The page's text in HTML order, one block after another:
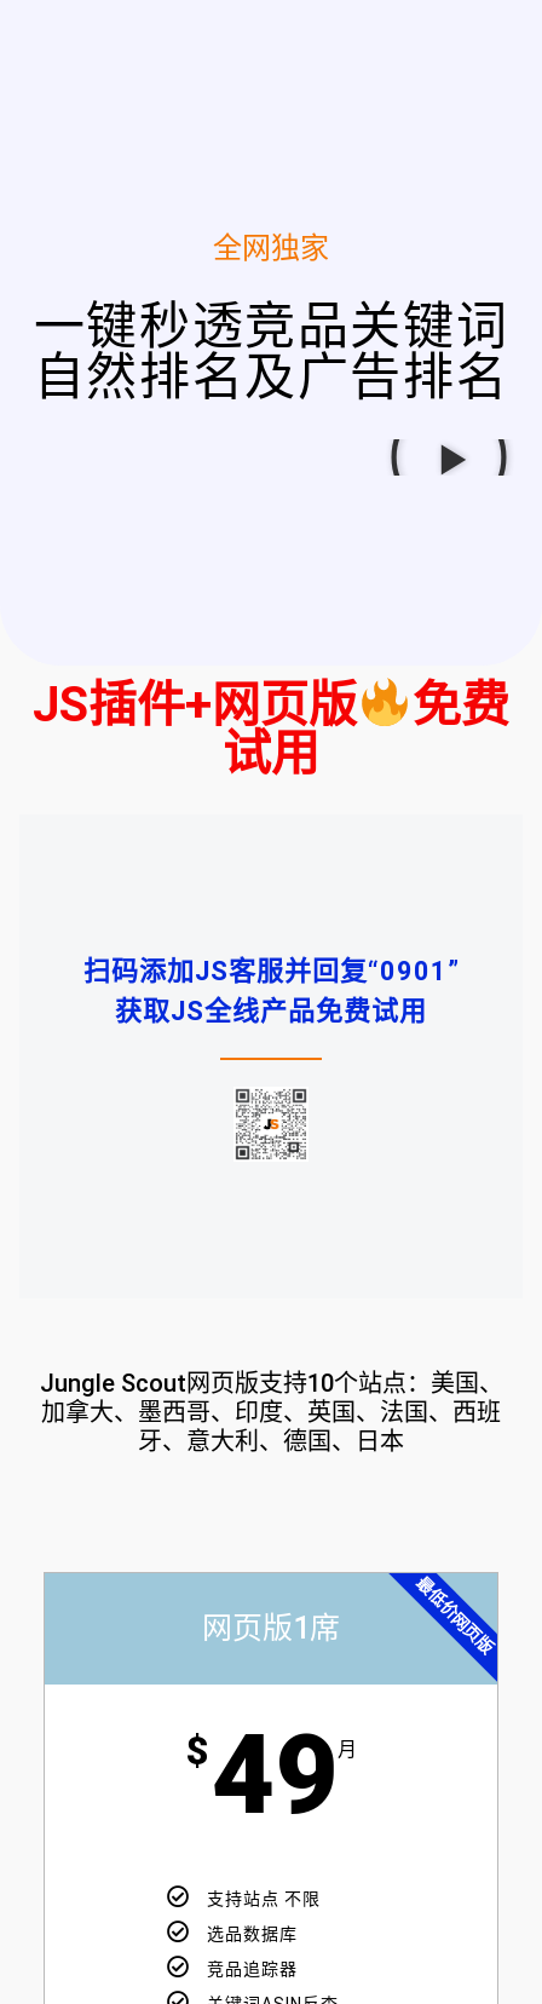
全网独家
一键秒透竞品关键词
自然排名及广告排名
JS插件+网页版
免费
试用
扫码添加JS客服并回复“0901”
获取JS全线产品免费试用
Jungle Scout网页版支持10个站点：美国、
加拿大、墨西哥、印度、英国、法国、西班
牙、意大利、德国、日本
网页版1席
$49​ 月
支持站点 不限
选品数据库
竞品追踪器
最低价网页版